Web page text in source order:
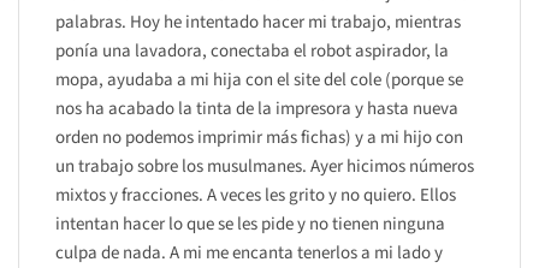
palabras. Hoy he intentado hacer mi trabajo, mientras
ponía una lavadora, conectaba el robot aspirador, la
mopa, ayudaba a mi hija con el site del cole (porque se
nos ha acabado la tinta de la impresora y hasta nueva
orden no podemos imprimir más fichas) y a mi hijo con
un trabajo sobre los musulmanes. Ayer hicimos números
mixtos y fracciones. A veces les grito y no quiero. Ellos
intentan hacer lo que se les pide y no tienen ninguna
culpa de nada. A mi me encanta tenerlos a mi lado y